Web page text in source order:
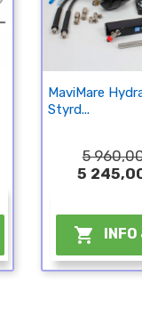
MaviMare
Styrd...
5
5
